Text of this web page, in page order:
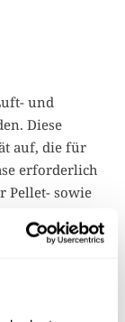
und
Diese
auf, die für
erforderlich
Pellet- sowie
Anwendungen